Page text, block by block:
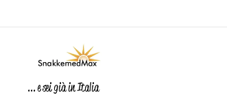
... e sei già in Italia